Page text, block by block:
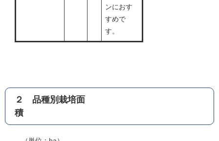
ンにおす
すめで
す。
２ 品種別栽培面
積